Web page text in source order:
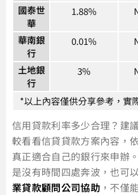
國泰世
華
1.88%
華南銀
行
0.01%
土地銀
行
3%
*以上內容僅供分享參考，實
信用貸款利率多少合理？建
較看看信貸貸款方案內容，
真正適合自己的銀行來申辦
是沒有時間四處奔波，也可
業貸款顧問公司協助 ，不僅